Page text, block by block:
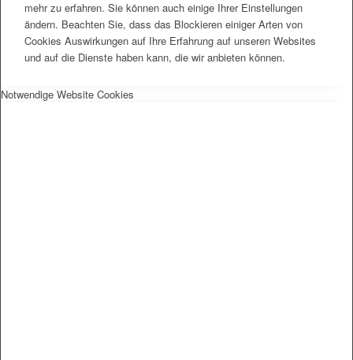
mehr zu erfahren. Sie können auch einige Ihrer Einstellungen
ändern. Beachten Sie, dass das Blockieren einiger Arten von
Cookies Auswirkungen auf Ihre Erfahrung auf unseren Websites
und auf die Dienste haben kann, die wir anbieten können.
Notwendige Website Cookies